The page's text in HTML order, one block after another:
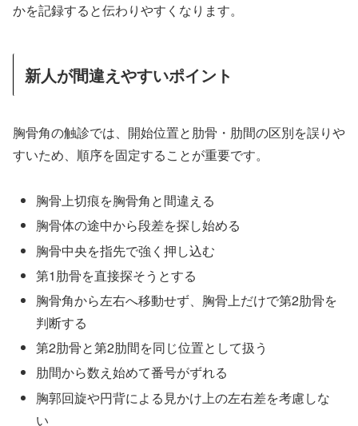
かを記録すると伝わりやすくなります。
新人が間違えやすいポイント
胸骨角の触診では、開始位置と肋骨・肋間の区別を誤りや
すいため、順序を固定することが重要です。
胸骨上切痕を胸骨角と間違える
胸骨体の途中から段差を探し始める
胸骨中央を指先で強く押し込む
第1肋骨を直接探そうとする
胸骨角から左右へ移動せず、胸骨上だけで第2肋骨を
判断する
第2肋骨と第2肋間を同じ位置として扱う
肋間から数え始めて番号がずれる
胸郭回旋や円背による見かけ上の左右差を考慮しな
い